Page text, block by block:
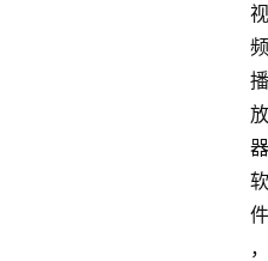
视
频
播
放
器
软
件
，